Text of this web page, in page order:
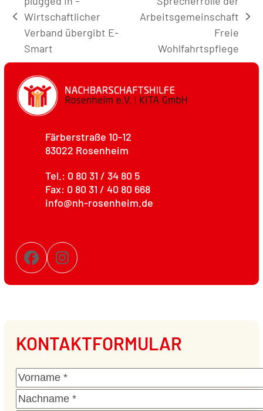
vorheriger
Beitrag:
Wirtschaftlicher
Verband übergibt E-
Smart
Nächster
Arbeitsgemeinschaft
Freie
Wohlfahrtspflege
Färberstraße 10-12
83022 Rosenheim
Tel.: 0 80 31 / 34 80 5
Fax: 0 80 31 / 40 80 668
info@nh-rosenheim.de
FacebookInstagram
KONTAKTFORMULAR